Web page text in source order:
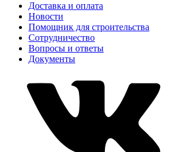
Доставка и оплата
Новости
Помощник для строительства
Сотрудничество
Вопросы и ответы
Документы